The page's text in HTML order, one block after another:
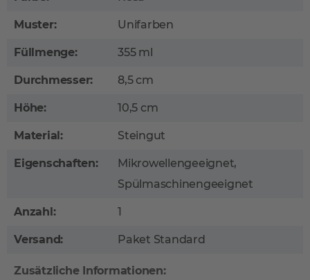
Muster: Unifarben
Füllmenge: 355 ml
Durchmesser: 8,5 cm
Höhe: 10,5 cm
Material: Steingut
Eigenschaften:
Mikrowellengeeignet,
Spülmaschinengeeignet
Anzahl: 1
Versand: Paket Standard
Zusätzliche Informationen: